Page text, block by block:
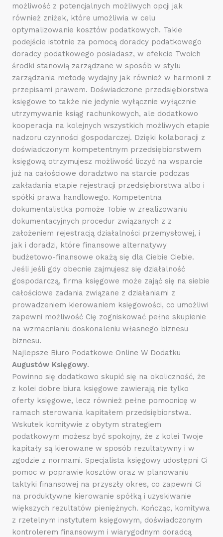
możliwość z potencjalnych możliwych opcji jak
również zniżek, które umożliwia w celu
optymalizowanie kosztów podatkowych. Takie
podejście istotnie za pomocą doradcy podatkowego
doradcy podatkowego posiadasz, w efekcie Twoich
środki stanowią zarządzane w sposób w stylu
zarządzania metodę wydajny jak również w harmonii z
przepisami prawem. Doświadczone przedsiębiorstwa
księgowe to także nie jedynie wyłącznie wyłącznie
utrzymywanie ksiąg rachunkowych, ale dodatkowo
kooperacja na kolejnych wszystkich możliwych etapie
nadzoru czynności gospodarczej. Dzięki kolaboracji z
doświadczonym kompetentnym przedsiębiorstwem
księgową otrzymujesz możliwość liczyć na wsparcie
już na całościowe doradztwo na starcie podczas
zakładania etapie rejestracji przedsiębiorstwa albo i
spółki prawa handlowego. Kompetentna
dokumentalistka pomoże Tobie w zrealizowaniu
dokumentacyjnych procedur związanych z z
założeniem rejestracją działalności przemysłowej, i
jak i doradzi, które finansowe alternatywy
budżetowo-finansowe okażą się dla Ciebie Ciebie.
Jeśli jeśli gdy obecnie zajmujesz się działalność
gospodarczą, firma księgowe może zająć się na siebie
całościowe zadania związane z działaniami z
prowadzeniem kierowaniem księgowości, co umożliwi
zapewni możliwość Cię zogniskować pełne skupienie
na wzmacnianiu doskonaleniu własnego biznesu
biznesu.
Najlepsze Biuro Podatkowe Online W Dodatku
Augustów Księgowy.
Powinno się dodatkowo skupić się na okoliczność, że
z kolei dobre biura księgowe zawierają nie tylko
oferty księgowe, lecz również pełne pomocnicę w
ramach sterowania kapitałem przedsiębiorstwa.
Wskutek komitywie z obytym strategiem
podatkowym możesz być spokojny, że z kolei Twoje
kapitały są kierowane w sposób rezultatywny i w
zgodzie z normami. Specjalista księgowy udostępni Ci
pomoc w poprawie kosztów oraz w planowaniu
taktyki finansowej na przyszły okres, co zapewni Ci
na produktywne kierowanie spółką i uzyskiwanie
większych rezultatów pieniężnych. Kończąc, komitywa
z rzetelnym instytutem księgowym, doświadczonym
kontrolerem finansowym i wiarygodnym doradcą